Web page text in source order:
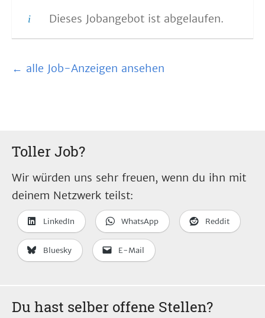
Dieses Jobangebot ist abgelaufen.
← alle Job-Anzeigen ansehen
Toller Job?
Wir würden uns sehr freuen, wenn du ihn mit
deinem Netzwerk teilst:
LinkedIn WhatsApp Reddit
Bluesky E-Mail
Du hast selber offene Stellen?